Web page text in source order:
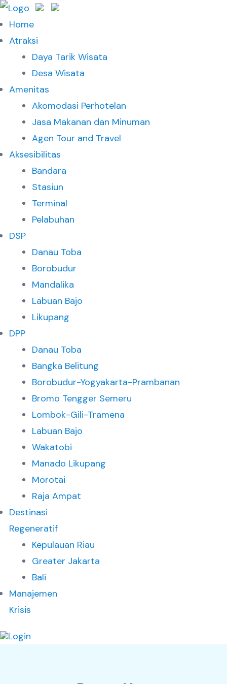
Home
Atraksi
Daya Tarik Wisata
Desa Wisata
Amenitas
Akomodasi Perhotelan
Jasa Makanan dan Minuman
Agen Tour and Travel
Aksesibilitas
Bandara
Stasiun
Terminal
Pelabuhan
DSP
Danau Toba
Borobudur
Mandalika
Labuan Bajo
Likupang
DPP
Danau Toba
Bangka Belitung
Borobudur-Yogyakarta-Prambanan
Bromo Tengger Semeru
Lombok-Gili-Tramena
Labuan Bajo
Wakatobi
Manado Likupang
Morotai
Raja Ampat
Destinasi
Regeneratif
Kepulauan Riau
Greater Jakarta
Bali
Manajemen
Krisis
Login